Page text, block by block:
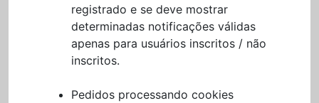
registrado e se deve mostrar
determinadas notificações válidas
apenas para usuários inscritos / não
inscritos.
Pedidos processando cookies